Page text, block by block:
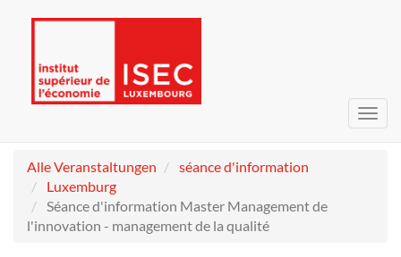
Alle Veranstaltungen
séance d'information
Luxemburg
Séance d'information Master Management de
l'innovation - management de la qualité